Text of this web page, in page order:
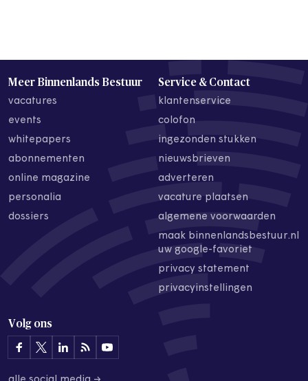
Meer Binnenlands Bestuur
vacatures
events
whitepapers
abonnementen
online magazine
personalia
dossiers
Service & Contact
klantenservice
colofon
ingezonden stukken
nieuwsbrieven
adverteren
vacature plaatsen
algemene voorwaarden
maak binnenlandsbestuur.nl
uw google-favoriet
privacy statement
privacyinstellingen
Volg ons